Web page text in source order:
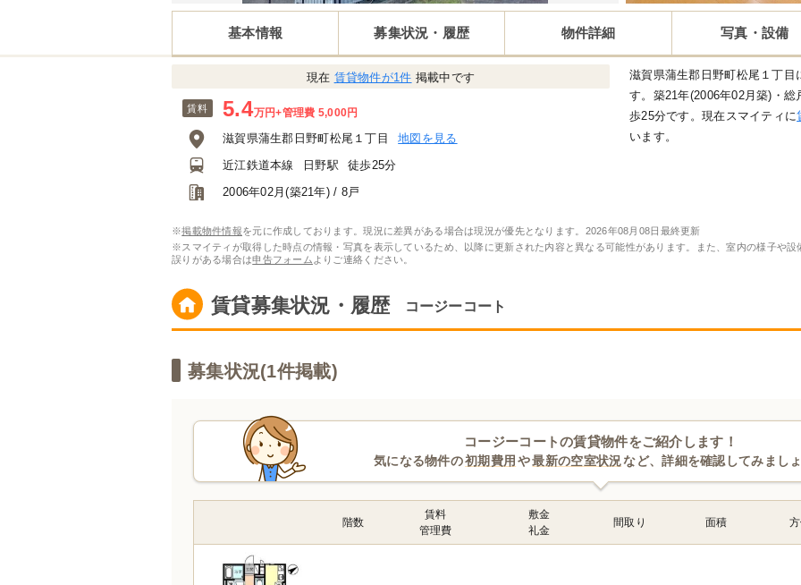
基本情報 募集状況・履歴 物件詳細 写真・設備
現在 賃貸物件が1件 掲載中です
賃料 5.4万円+管理費 5,000円
滋賀県蒲生郡日野町松尾１丁目
地図を見る
近江鉄道本線
日野駅
徒歩25分
2006年02月(築21年) / 8戸
滋賀県蒲生郡日野町松尾１丁
す。築21年(2006年02月築)・
歩25分です。現在スマイティに
います。
※掲載物件情報を元に作成しております。現況に差異がある場合は現況が優先となります。 2026年08月08日最終更新
※スマイティが取得した時点の情報・写真を表示しているため、以降に更新された内容と異なる可能性があります。また、室内の様子や
誤りがある場合は申告フォーム よりご連絡ください。
賃貸募集状況・履歴 コージーコート
募集状況(1件掲載)
コージーコートの賃貸物件をご紹介します！
気になる物件の初期費用 や最新の空室状況など、詳細を確認してみまし
階数
賃料
管理費
敷金
礼金
間取り 面積